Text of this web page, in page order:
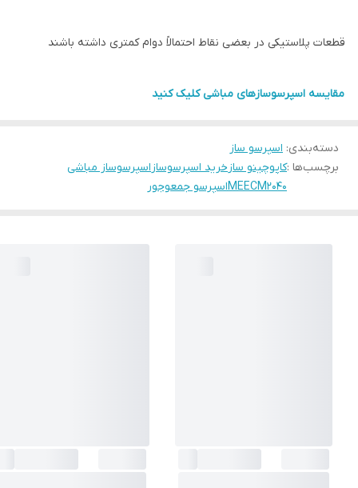
قطعات پلاستیکی در بعضی نقاط احتمالاً دوام کمتری داشته باشند
مقایسه اسپرسوسازهای مباشی کلیک کنید
دسته‌بندی: اسپرسو ساز
برچسب‌ها :کاپوچینو ساز خرید اسپرسوساز اسپرسوساز مباشی
MEECM2040اسپرسو جمعوجور